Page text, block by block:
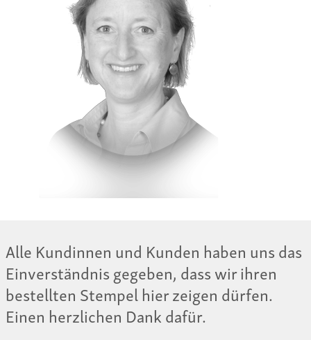
Alle Kundinnen und Kunden haben uns das
Einverständnis gegeben, dass wir ihren
bestellten Stempel hier zeigen dürfen.
Einen herzlichen Dank dafür.